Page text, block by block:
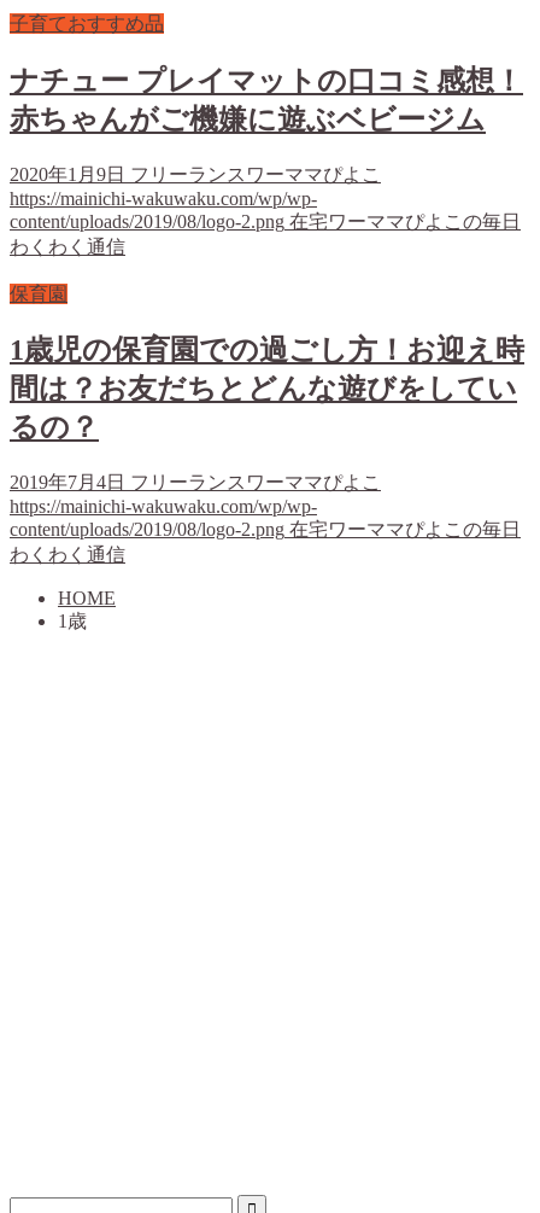
子育ておすすめ品
ナチュー プレイマットの口コミ感想！
赤ちゃんがご機嫌に遊ぶベビージム
2020年1月9日 フリーランスワーママぴよこ
https://mainichi-wakuwaku.com/wp/wp-
content/uploads/2019/08/logo-2.png 在宅ワーママぴよこの毎日
わくわく通信
保育園
1歳児の保育園での過ごし方！お迎え時
間は？お友だちとどんな遊びをしてい
るの？
2019年7月4日 フリーランスワーママぴよこ
https://mainichi-wakuwaku.com/wp/wp-
content/uploads/2019/08/logo-2.png 在宅ワーママぴよこの毎日
わくわく通信
HOME
1歳